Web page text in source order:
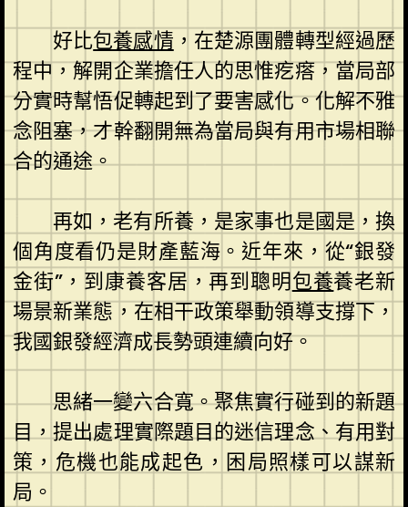
好比包養感情 ，在楚源團體轉型經過歷
程中，解開企業擔任人的思惟疙瘩，當局部
分實時幫悟促轉起到了要害感化。化解不雅
念阻塞，才幹翻開無為當局與有用市場相聯
合的通途。
再如，老有所養，是家事也是國是，換
個角度看仍是財產藍海。近年來，從“銀發
金街”，到康養客居，再到聰明包養養老新
場景新業態，在相干政策舉動領導支撐下，
我國銀發經濟成長勢頭連續向好。
思緒一變六合寬。聚焦實行碰到的新題
目，提出處理實際題目的迷信理念、有用對
策，危機也能成起色，困局照樣可以謀新
局。